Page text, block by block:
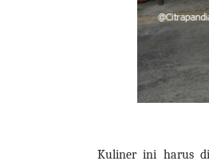
Kuliner ini harus